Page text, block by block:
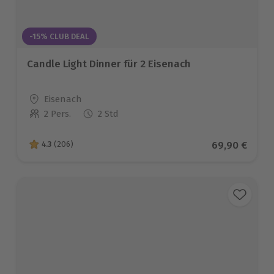
-15% CLUB DEAL
Candle Light Dinner für 2 Eisenach
Standort
Eisenach
Anzahl der Teilnehmer
2 Pers. 2 Std
4.3 von 5 Sternen basierend auf 206 Bewertungen
4.3 (206) Aktueller
69,90 €